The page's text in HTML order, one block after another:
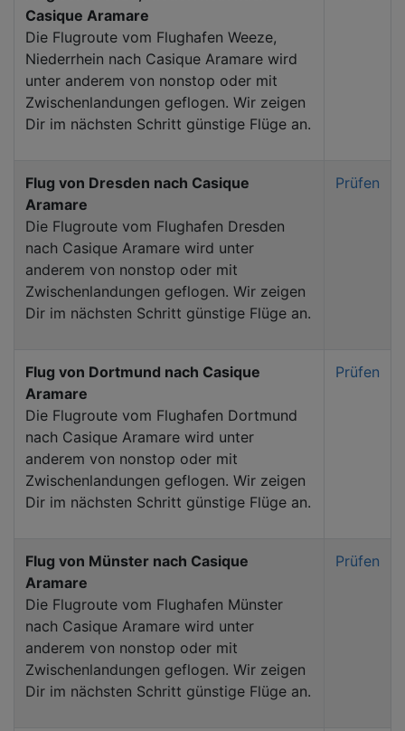
Casique Aramare
Die Flugroute vom Flughafen Weeze,
Niederrhein nach Casique Aramare wird
unter anderem von nonstop oder mit
Zwischenlandungen geflogen. Wir zeigen
Dir im nächsten Schritt günstige Flüge an.
Flug von Dresden nach Casique
Aramare
Die Flugroute vom Flughafen Dresden
nach Casique Aramare wird unter
anderem von nonstop oder mit
Zwischenlandungen geflogen. Wir zeigen
Dir im nächsten Schritt günstige Flüge an.
Prüfen
Flug von Dortmund nach Casique
Aramare
Die Flugroute vom Flughafen Dortmund
nach Casique Aramare wird unter
anderem von nonstop oder mit
Zwischenlandungen geflogen. Wir zeigen
Dir im nächsten Schritt günstige Flüge an.
Prüfen
Flug von Münster nach Casique
Aramare
Die Flugroute vom Flughafen Münster
nach Casique Aramare wird unter
anderem von nonstop oder mit
Zwischenlandungen geflogen. Wir zeigen
Dir im nächsten Schritt günstige Flüge an.
Prüfen